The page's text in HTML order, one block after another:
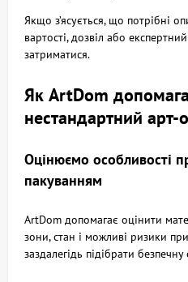
Якщо з’ясується, що потрібні
вартості, дозвіл або
затриматися.
Як ArtDom
нестандартний арт-
Оцінюємо особливості
пакуванням
ArtDom допомагає оцінити
зони, стан і можливі ризики
заздалегідь підібрати